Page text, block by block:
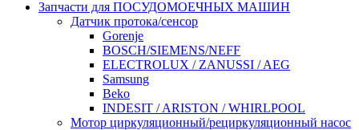
Запчасти для ПОСУДОМОЕЧНЫХ МАШИН
Датчик протока/сенсор
Gorenje
BOSCH/SIEMENS/NEFF
ELECTROLUX / ZANUSSI / AEG
Samsung
Beko
INDESIT / ARISTON / WHIRLPOOL
Мотор циркуляционный/рециркуляционный насос